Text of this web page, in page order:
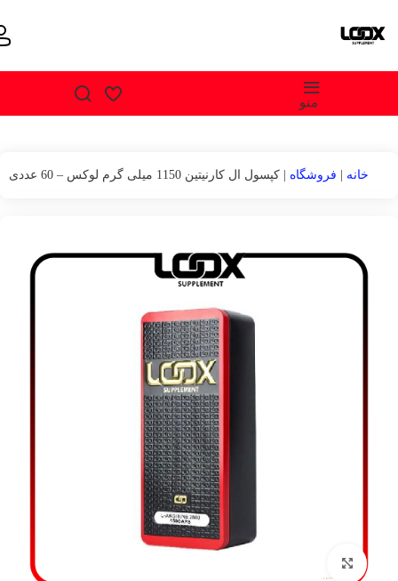
منو
خانه فروشگاه کپسول ال کارنیتین 1150 میلی گرم لوکس – 60 عددی